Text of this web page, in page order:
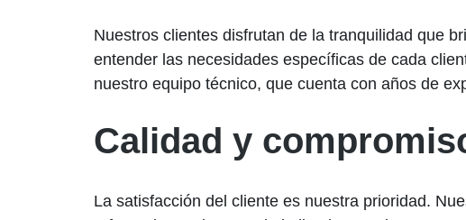
Nuestros clientes disfrutan de la tranquilidad que
entender las necesidades específicas de cada
nuestro equipo técnico, que cuenta con años de
Calidad y
La satisfacción del cliente es nuestra prioridad.